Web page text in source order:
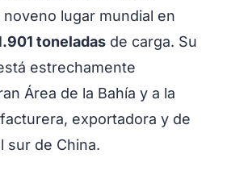
lugar mundial en
toneladas de carga. Su
estrechamente
Área de la Bahía y a la
exportadora y de
sur de China.